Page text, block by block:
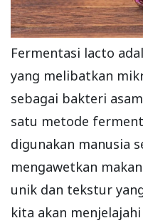
Fermentasi lacto
yang melibatkan
sebagai bakteri
satu metode
digunakan manusia
mengawetkan
unik dan tekstur
kita akan